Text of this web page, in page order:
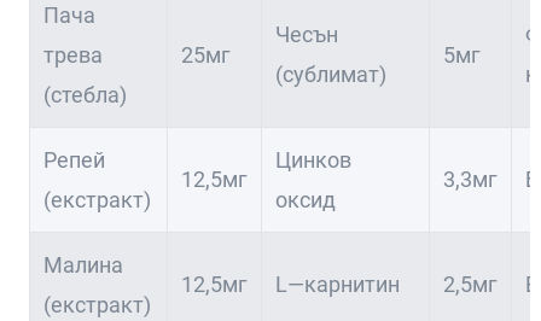
Пача
трева
(стебла)
25мг
Чесън
(сублимат)
5мг
Репей
(екстракт)
12,5мг
Цинков
оксид
3,3мг
Малина
(екстракт)
12,5мг L—карнитин 2,5мг